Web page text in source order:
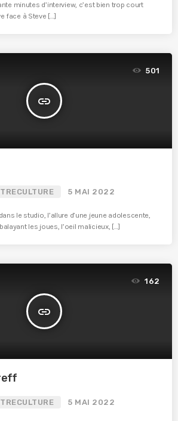
minutes d’interview, c’est bien trop court
face à Steve […]
insert_link
501
5 MAI 2022
le studio, l’allure d’une jeune adolescente,
les joues, l’oeil malicieux, […]
insert_link
162
5 MAI 2022